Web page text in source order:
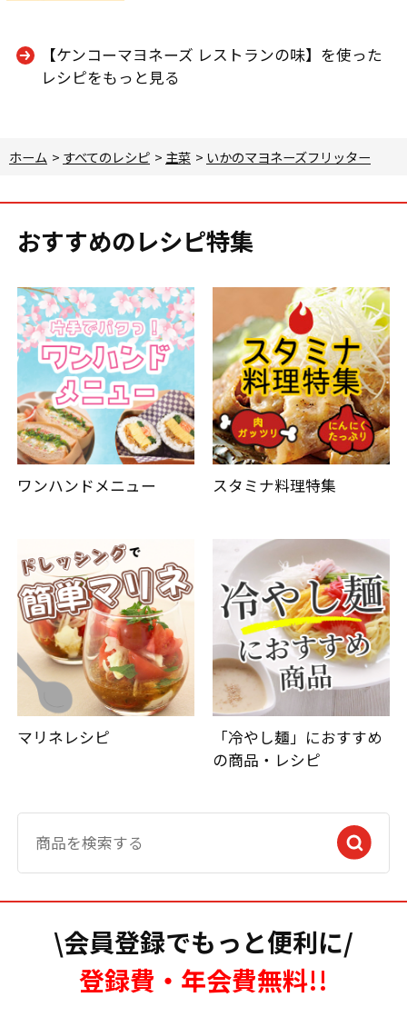
【ケンコーマヨネーズ レストランの味】を使った
レシピをもっと見る
ホーム > すべてのレシピ > 主菜 > いかのマヨネーズフリッター
おすすめのレシピ特集
ワンハンドメニュー スタミナ料理特集
マリネレシピ
「冷やし麺」におすすめ
の商品・レシピ
\会員登録でもっと便利に/
登録費・年会費無料!!